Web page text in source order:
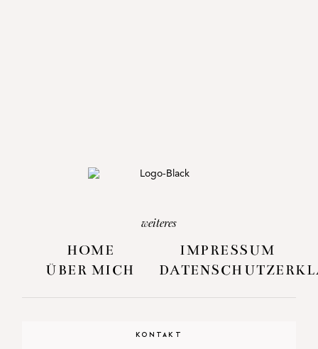
weiteres
HOME
IMPRESSUM
ÜBER MICH
KONTAKT